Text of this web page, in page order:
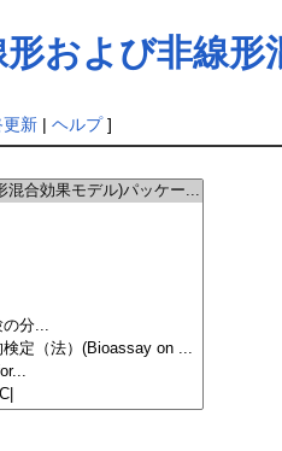
および非線形
更新| ヘルプ]